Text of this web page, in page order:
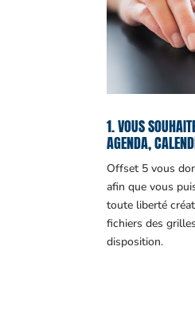
1. VOUS
AGENDA,
Offset 5 vous
afin que vous
toute liberté
fichiers des
disposition.